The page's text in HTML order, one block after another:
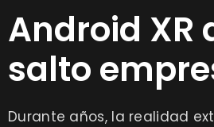
Android XR
salto
Durante años, la realidad